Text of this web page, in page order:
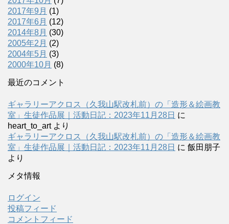
2017年9月 (1)
2017年6月 (12)
2014年8月 (30)
2005年2月 (2)
2004年5月 (3)
2000年10月 (8)
最近のコメント
ギャラリーアクロス（久我山駅改札前）の「造形＆絵画教
室」生徒作品展｜活動日記：2023年11月28日 に
heart_to_artより
ギャラリーアクロス（久我山駅改札前）の「造形＆絵画教
室」生徒作品展｜活動日記：2023年11月28日 に 飯田朋子
より
メタ情報
ログイン
投稿フィード
コメントフィード